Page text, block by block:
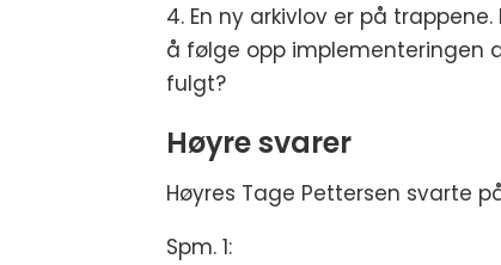
4. En ny arkivlov er på
å følge opp implementeringen
fulgt?
Høyre svarer
Høyres Tage Pettersen svarte
Spm. 1: